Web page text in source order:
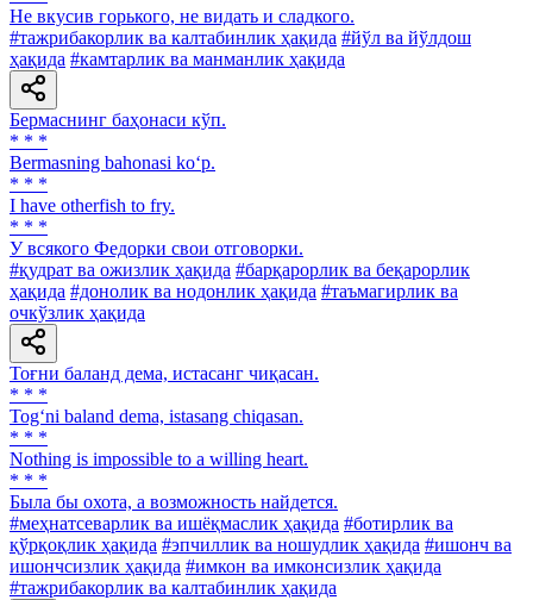
He вкусив горького, не видать и сладкого.
#тажрибакорлик ва калтабинлик ҳақида #йўл ва йўлдош
ҳақида #камтарлик ва манманлик ҳақида
Бермаснинг баҳонаси кўп.
* * *
Bermasning bahonasi ko‘p.
* * *
I have otherfish to fry.
* * *
У всякого Федорки свои отговорки.
#қудрат ва ожизлик ҳақида #барқарорлик ва беқарорлик
ҳақида #донолик ва нодонлик ҳақида #таъмагирлик ва
очкўзлик ҳақида
Тоғни баланд дема, истасанг чиқасан.
* * *
Tog‘ni baland dema, istasang chiqasan.
* * *
Nothing is impossible to a willing heart.
* * *
Была бы охота, а возможность найдется.
#меҳнатсеварлик ва ишёқмаслик ҳақида #ботирлик ва
қўрқоқлик ҳақида #эпчиллик ва ношудлик ҳақида #ишонч ва
ишончсизлик ҳақида #имкон ва имконсизлик ҳақида
#тажрибакорлик ва калтабинлик ҳақида